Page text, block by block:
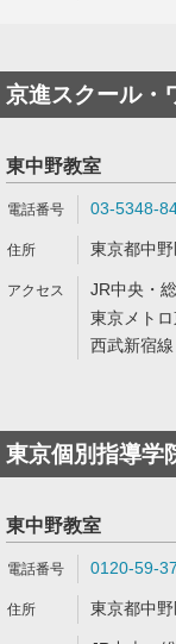
京進スクール・
東中野教室
03-5348-
東京都中
JR中央・
東京メト
西武新宿
東京個別指導学
東中野教室
0120-59-
東京都中